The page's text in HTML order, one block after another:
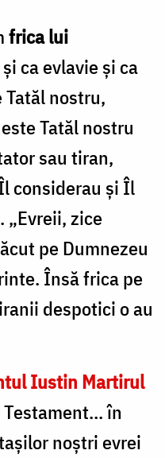
frica lui
ca evlavie și ca
nostru,
Tatăl nostru
sau tiran,
considerau și Îl
„Evreii, zice
pe Dumnezeu
Însă frica pe
despotici o au
Iustin Martirul
Testament… în
noștri evrei